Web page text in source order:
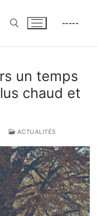
-----
un temps
chaud et
ACTUALITÉS